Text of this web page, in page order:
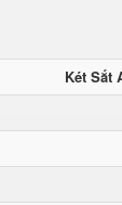
Két Sắt